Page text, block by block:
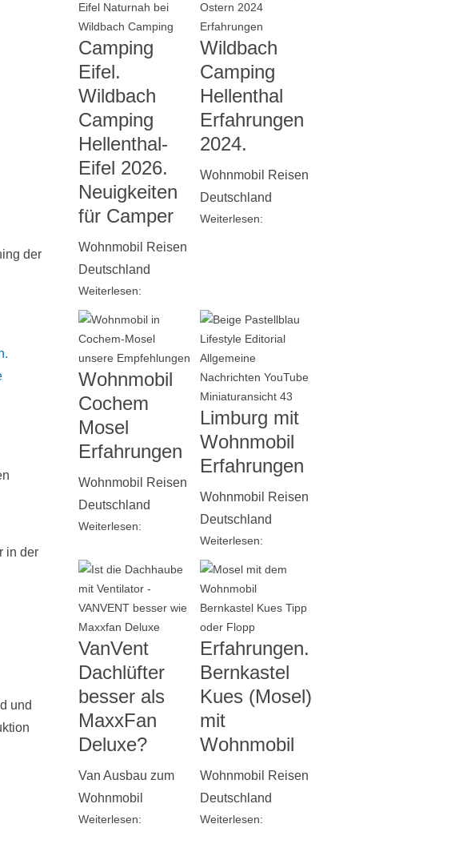
der
in der
und
Camping
Eifel.
Wildbach
Camping
Hellenthal-
Eifel 2026.
Neuigkeiten
für Camper
Wohnmobil Reisen
Deutschland
Weiterlesen:
Wildbach
Camping
Hellenthal
Erfahrungen
2024.
Wohnmobil Reisen
Deutschland
Weiterlesen:
Wohnmobil
Cochem
Mosel
Erfahrungen
Wohnmobil Reisen
Deutschland
Weiterlesen:
Limburg mit
Wohnmobil
Erfahrungen
Wohnmobil Reisen
Deutschland
Weiterlesen:
VanVent
Dachlüfter
besser als
MaxxFan
Deluxe?
Van Ausbau zum
Wohnmobil
Weiterlesen:
Erfahrungen.
Bernkastel
Kues (Mosel)
mit
Wohnmobil
Wohnmobil Reisen
Deutschland
Weiterlesen: